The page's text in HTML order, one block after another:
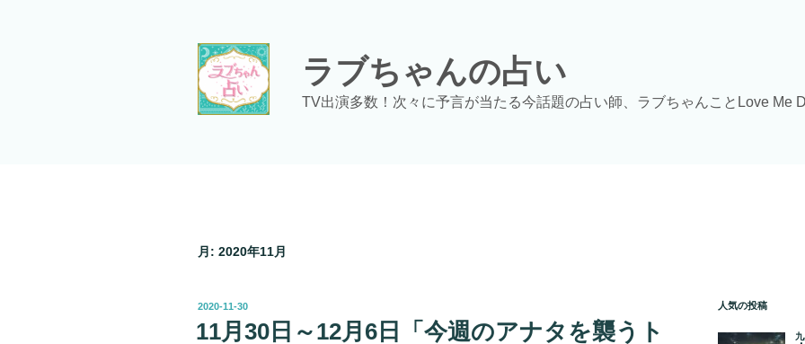
ラブちゃんの占い
TV出演多数！次々に予言が当たる今話題の占い師、ラブちゃんことLove Me
月: 2020年11月
投
2020-11-30
11月30日～12月6日「今週のアナタを襲うト
人気の投稿